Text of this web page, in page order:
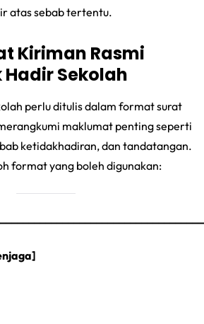
atas sebab tertentu.
Kiriman Rasmi
Sekolah
perlu ditulis dalam format surat
maklumat penting seperti
ketidakhadiran, dan tandatangan.
format yang boleh digunakan: